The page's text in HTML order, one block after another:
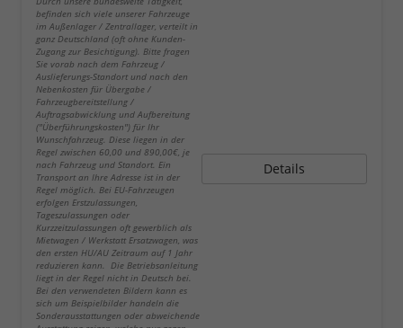
befinden sich viele unserer Fahrzeuge
im Außenlager / Zentrallager, verteilt in
ganz Deutschland (oft ohne Kunden-
Zugang zur Besichtigung). Bitte fragen
Sie vorab nach dem Fahrzeug /
Auslieferungs-Standort und nach den
Nebenkosten für Übergabe /
Fahrzeugbereitstellung /
Auftragsabwicklung und Aufbereitung
("Überführungskosten") für Ihr
Wunschfahrzeug. Diese liegen in der
Regel zwischen 60,00 und 890,00€, je
nach Fahrzeug und Standort. Ein
Transport an Ihre Adresse ist in der
Regel möglich. Bei EU-Fahrzeugen
erfolgen Erstzulassungen,
Tageszulassungen oder
Kurzzeitzulassungen oft gewerblich als
Mietwagen / Werkstatt Ersatzwagen, was
den ersten HU/AU Zeitraum auf 1 Jahr
reduzieren kann. Die Betriebsanleitung
liegt in der Regel nicht in Deutsch bei.
Bei den verwendeten Bildern kann es
sich um Beispielbilder handeln die
Sonderausstattungen oder abweichende
Details